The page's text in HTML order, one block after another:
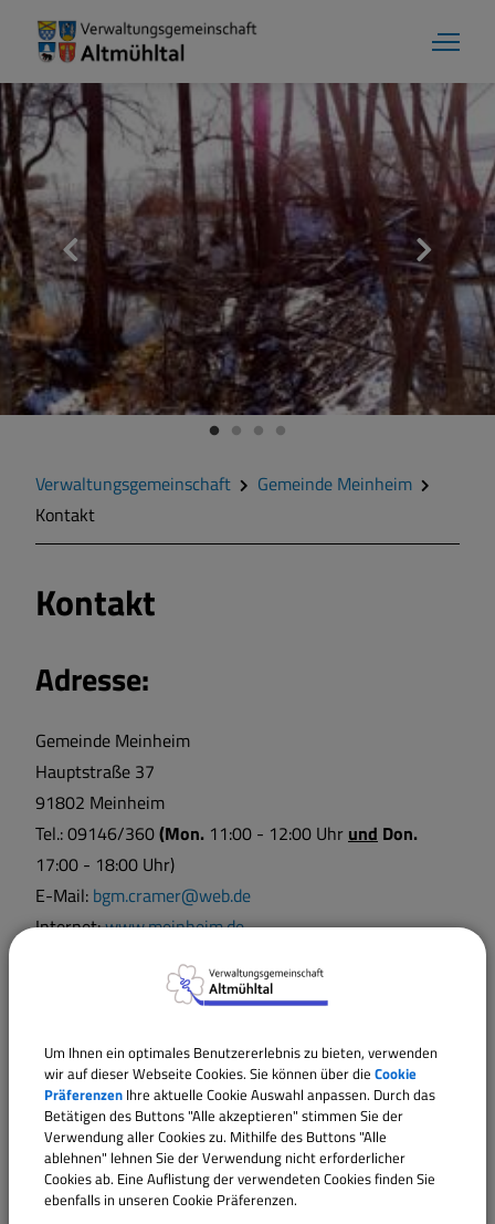
Aktuelles
Verwaltungsgemeinschaft
Gemeinde Alesheim
Markt Markt Berolzheim
Gemeinde Meinheim
Verwaltungsgemeinschaft
Gemeinde Meinheim
Kontakt
Kontakt
Adresse:
Gemeinde Meinheim
Hauptstraße 37
91802 Meinheim
Tel.: 09146/360(Mon. 11:00 - 12:00 Uhr und Don.
17:00 - 18:00 Uhr)
E-Mail: bgm.cramer@web.de
Internet:www.meinheim.de
Bürgermeisters:
Wilfried Cramer
im Rathaus Meinheim (VG-Gebäude), Hauptstraße 37:
Montag von 11.00 Uhr bis 12.00 Uhr
Um Ihnen ein optimales Benutzererlebnis zu bieten, verwenden
wir auf dieser Webseite Cookies. Sie können über die Cookie
Präferenzen Ihre aktuelle Cookie Auswahl anpassen. Durch das
Betätigen des Buttons "Alle akzeptieren" stimmen Sie der
Verwendung aller Cookies zu. Mithilfe des Buttons "Alle
ablehnen" lehnen Sie der Verwendung nicht erforderlicher
Cookies ab. Eine Auflistung der verwendeten Cookies finden Sie
ebenfalls in unseren Cookie Präferenzen.